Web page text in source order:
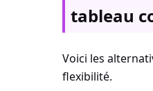
tableau
Voici les
flexibilité.